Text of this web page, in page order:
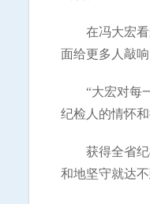
在冯大宏
面给更多人敲
“大宏对每
纪检人的情怀
获得全省
和地坚守就达